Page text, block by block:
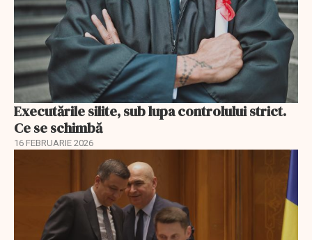
Executările silite, sub lupa controlului strict.
Ce se schimbă
16 FEBRUARIE 2026